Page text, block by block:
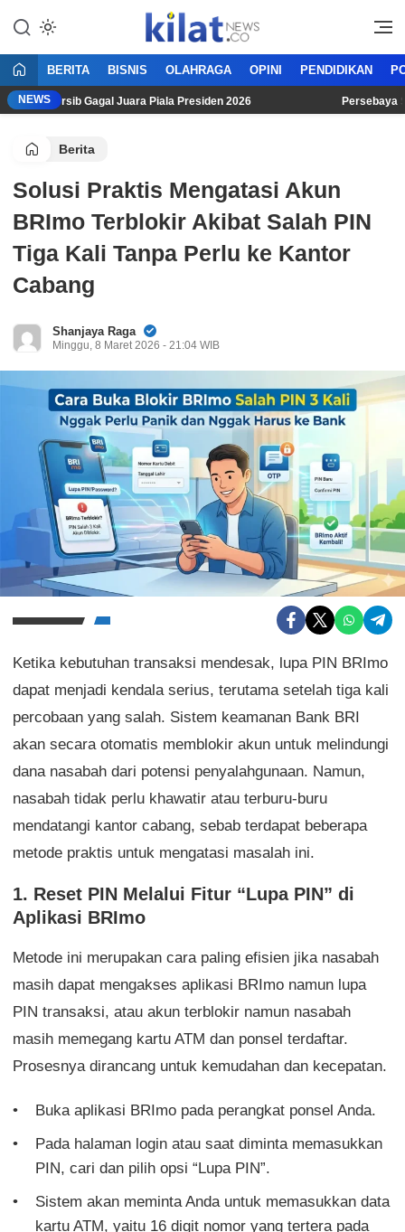
KilatNews.co
Mencerdaskan Anak Bangsa
BERITA BISNIS OLAHRAGA OPINI PENDIDIKAN
NEWS
Persib Gagal Juara Piala Presiden 2026 Persebaya
Berita
Solusi Praktis Mengatasi Akun
BRImo Terblokir Akibat Salah PIN
Tiga Kali Tanpa Perlu ke Kantor
Cabang
Shanjaya Raga
Minggu, 8 Maret 2026 - 21:04 WIB
Ketika kebutuhan transaksi mendesak, lupa PIN BRImo
dapat menjadi kendala serius, terutama setelah tiga kali
percobaan yang salah. Sistem keamanan Bank BRI
akan secara otomatis memblokir akun untuk melindungi
dana nasabah dari potensi penyalahgunaan. Namun,
nasabah tidak perlu khawatir atau terburu-buru
mendatangi kantor cabang, sebab terdapat beberapa
metode praktis untuk mengatasi masalah ini.
1. Reset PIN Melalui Fitur “Lupa PIN” di
Aplikasi BRImo
Metode ini merupakan cara paling efisien jika nasabah
masih dapat mengakses aplikasi BRImo namun lupa
PIN transaksi, atau akun terblokir namun nasabah
masih memegang kartu ATM dan ponsel terdaftar.
Prosesnya dirancang untuk kemudahan dan kecepatan.
Buka aplikasi BRImo pada perangkat ponsel Anda.
Pada halaman login atau saat diminta memasukkan
PIN, cari dan pilih opsi “Lupa PIN”.
Sistem akan meminta Anda untuk memasukkan data
kartu ATM, yaitu 16 digit nomor yang tertera pada